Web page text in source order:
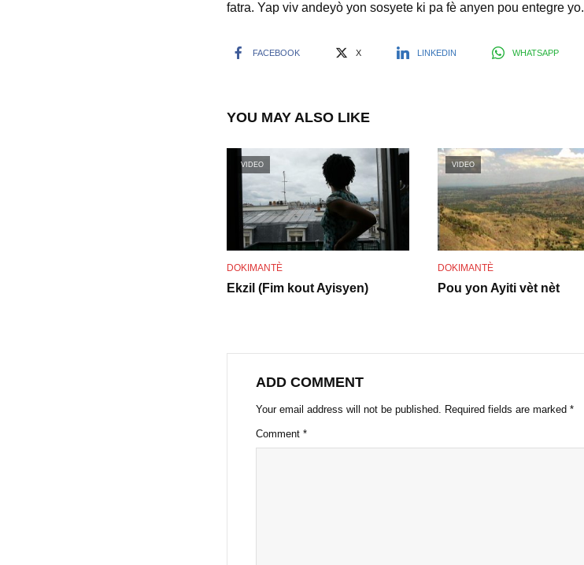
V
e
o
fatra. Yap viv andeyò yon sosyete ki pa fè anyen pou entegre yo.
FACEBOOK X LINKEDIN WHATSAPP
YOU MAY ALSO LIKE
VIDEO
DOKIMANTÈ
Ekzil (Fim kout Ayisyen)
VIDEO
DOKIMANTÈ
Pou yon Ayiti vèt nèt
ADD COMMENT
Your email address will not be published. Required fields are marked *
Comment *